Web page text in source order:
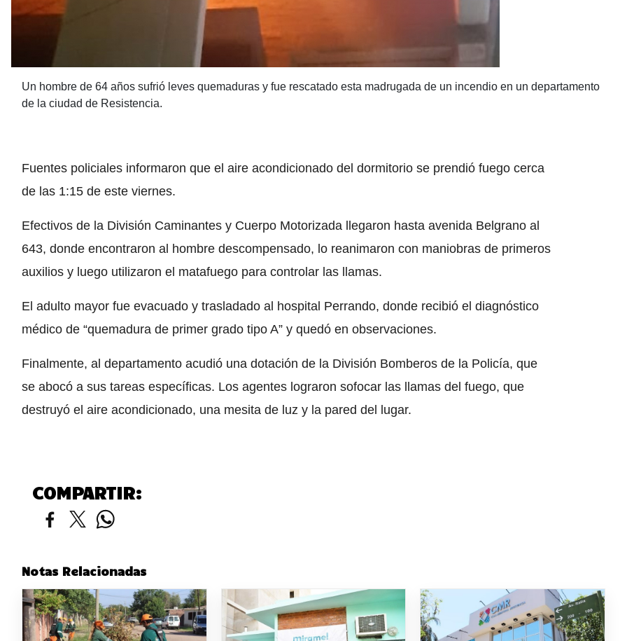
Un hombre de 64 años sufrió leves quemaduras y fue rescatado esta madrugada de un incendio en un departamento
de la ciudad de Resistencia.
Fuentes policiales informaron que el aire acondicionado del dormitorio se prendió fuego cerca
de las 1:15 de este viernes.
Efectivos de la División Caminantes y Cuerpo Motorizada llegaron hasta avenida Belgrano al
643, donde encontraron al hombre descompensado, lo reanimaron con maniobras de primeros
auxilios y luego utilizaron el matafuego para controlar las llamas.
El adulto mayor fue evacuado y trasladado al hospital Perrando, donde recibió el diagnóstico
médico de “quemadura de primer grado tipo A” y quedó en observaciones.
Finalmente, al departamento acudió una dotación de la División Bomberos de la Policía, que
se abocó a sus tareas específicas. Los agentes lograron sofocar las llamas del fuego, que
destruyó el aire acondicionado, una mesita de luz y la pared del lugar.
COMPARTIR:
Notas Relacionadas